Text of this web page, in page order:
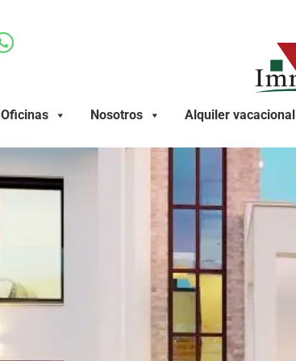
Oficinas Nosotros Alquiler vacacional